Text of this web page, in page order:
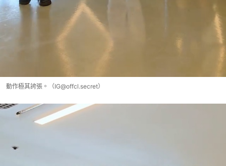
動作極其誇張。（IG@offcl.secret）